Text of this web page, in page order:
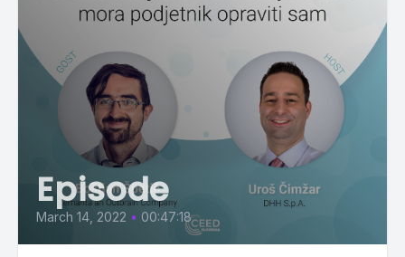
Episode
March 14, 2022 • 00:47:18